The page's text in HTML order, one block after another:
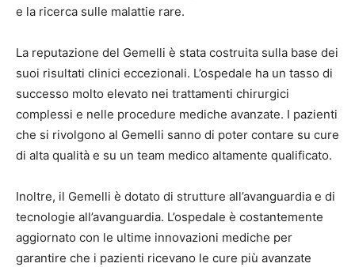
e la ricerca sulle malattie rare.
La reputazione del Gemelli è stata costruita sulla base dei
suoi risultati clinici eccezionali. L’ospedale ha un tasso di
successo molto elevato nei trattamenti chirurgici
complessi e nelle procedure mediche avanzate. I pazienti
che si rivolgono al Gemelli sanno di poter contare su cure
di alta qualità e su un team medico altamente qualificato.
Inoltre, il Gemelli è dotato di strutture all’avanguardia e di
tecnologie all’avanguardia. L’ospedale è costantemente
aggiornato con le ultime innovazioni mediche per
garantire che i pazienti ricevano le cure più avanzate